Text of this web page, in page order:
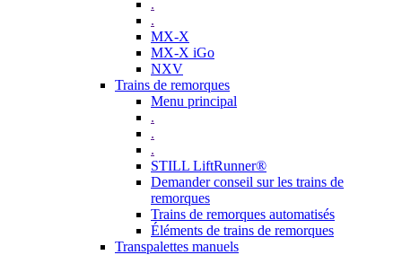
.
.
MX-X
MX-X iGo
NXV
Trains de remorques
Menu principal
.
.
.
STILL LiftRunner®
Demander conseil sur les trains de
remorques
Trains de remorques automatisés
Éléments de trains de remorques
Transpalettes manuels